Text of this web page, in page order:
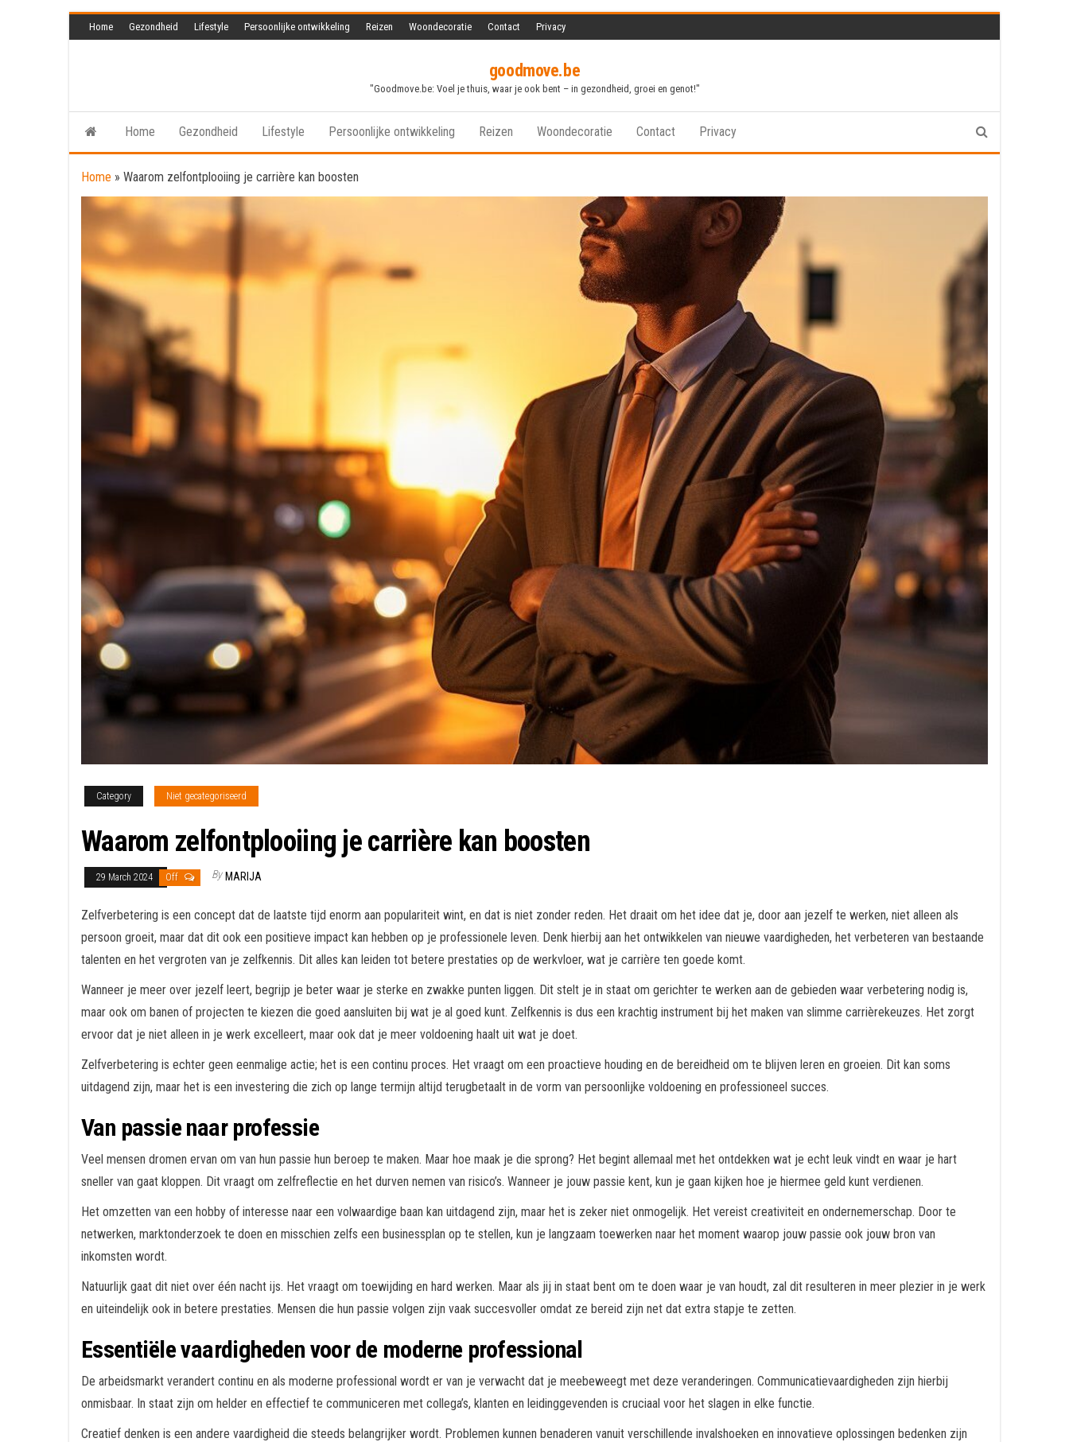
Skip
to
Home Gezondheid Lifestyle Persoonlijke ontwikkeling Reizen Woondecoratie Contact Privacy
goodmove.be
"Goodmove.be: Voel je thuis, waar je ook bent – in gezondheid, groei en genot!"
Home Gezondheid Lifestyle Persoonlijke ontwikkeling Reizen Woondecoratie Contact Privacy
Home » Waarom zelfontplooiing je carrière kan boosten
Category Niet gecategoriseerd
Waarom zelfontplooiing je carrière kan boosten
29 March 2024 Off By MARIJA
Zelfverbetering is een concept dat de laatste tijd enorm aan populariteit wint, en dat is niet zonder reden. Het draait om het idee dat je, door aan jezelf te werken, niet alleen als
persoon groeit, maar dat dit ook een positieve impact kan hebben op je professionele leven. Denk hierbij aan het ontwikkelen van nieuwe vaardigheden, het verbeteren van bestaande
talenten en het vergroten van je zelfkennis. Dit alles kan leiden tot betere prestaties op de werkvloer, wat je carrière ten goede komt.
Wanneer je meer over jezelf leert, begrijp je beter waar je sterke en zwakke punten liggen. Dit stelt je in staat om gerichter te werken aan de gebieden waar verbetering nodig is,
maar ook om banen of projecten te kiezen die goed aansluiten bij wat je al goed kunt. Zelfkennis is dus een krachtig instrument bij het maken van slimme carrièrekeuzes. Het zorgt
ervoor dat je niet alleen in je werk excelleert, maar ook dat je meer voldoening haalt uit wat je doet.
Zelfverbetering is echter geen eenmalige actie; het is een continu proces. Het vraagt om een proactieve houding en de bereidheid om te blijven leren en groeien. Dit kan soms
uitdagend zijn, maar het is een investering die zich op lange termijn altijd terugbetaalt in de vorm van persoonlijke voldoening en professioneel succes.
Van passie naar professie
Veel mensen dromen ervan om van hun passie hun beroep te maken. Maar hoe maak je die sprong? Het begint allemaal met het ontdekken wat je echt leuk vindt en waar je hart
sneller van gaat kloppen. Dit vraagt om zelfreflectie en het durven nemen van risico’s. Wanneer je jouw passie kent, kun je gaan kijken hoe je hiermee geld kunt verdienen.
Het omzetten van een hobby of interesse naar een volwaardige baan kan uitdagend zijn, maar het is zeker niet onmogelijk. Het vereist creativiteit en ondernemerschap. Door te
netwerken, marktonderzoek te doen en misschien zelfs een businessplan op te stellen, kun je langzaam toewerken naar het moment waarop jouw passie ook jouw bron van
inkomsten wordt.
Natuurlijk gaat dit niet over één nacht ijs. Het vraagt om toewijding en hard werken. Maar als jij in staat bent om te doen waar je van houdt, zal dit resulteren in meer plezier in je werk
en uiteindelijk ook in betere prestaties. Mensen die hun passie volgen zijn vaak succesvoller omdat ze bereid zijn net dat extra stapje te zetten.
Essentiële vaardigheden voor de moderne professional
De arbeidsmarkt verandert continu en als moderne professional wordt er van je verwacht dat je meebeweegt met deze veranderingen. Communicatievaardigheden zijn hierbij
onmisbaar. In staat zijn om helder en effectief te communiceren met collega’s, klanten en leidinggevenden is cruciaal voor het slagen in elke functie.
Creatief denken is een andere vaardigheid die steeds belangrijker wordt. Problemen kunnen benaderen vanuit verschillende invalshoeken en innovatieve oplossingen bedenken zijn